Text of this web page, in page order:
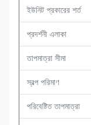
ইউনিট প্রকারের শর্ত
প্রদর্শনী এলাকা
তাপমাত্রা সীমা
স্বল্প পরিমাণ
পরিবেষ্টিত তাপমাত্রা